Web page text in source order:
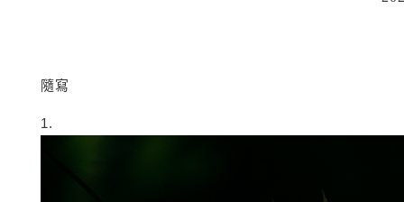
隨寫
1.